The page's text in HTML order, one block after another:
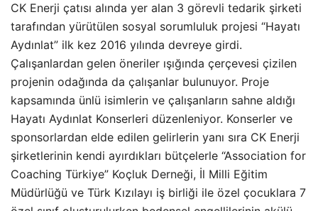
CK Enerji çatısı alında yer alan 3 görevli tedarik şirketi
tarafından yürütülen sosyal sorumluluk projesi “Hayatı
Aydınlat” ilk kez 2016 yılında devreye girdi.
Çalışanlardan gelen öneriler ışığında çerçevesi çizilen
projenin odağında da çalışanlar bulunuyor. Proje
kapsamında ünlü isimlerin ve çalışanların sahne aldığı
Hayatı Aydınlat Konserleri düzenleniyor. Konserler ve
sponsorlardan elde edilen gelirlerin yanı sıra CK Enerji
şirketlerinin kendi ayırdıkları bütçelerle “Association for
Coaching Türkiye” Koçluk Derneği, İl Milli Eğitim
Müdürlüğü ve Türk Kızılayı iş birliği ile özel çocuklara 7